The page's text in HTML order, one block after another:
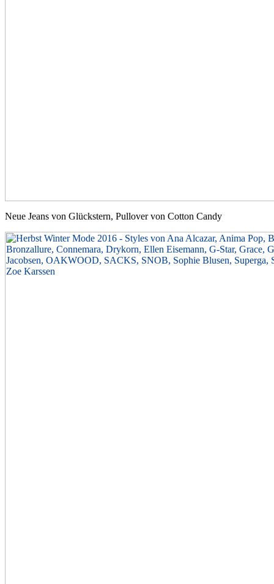
Neue Jeans von Glückstern, Pullover von Cotton Candy